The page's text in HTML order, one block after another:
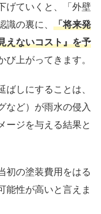
げていくと、「外壁
の裏に、 「将来発
えないコスト』を予
び上がってきます。
しにすることは、
など）が雨水の侵入
ージを与える結果と
初の塗装費用をはる
能性が高いと言えま